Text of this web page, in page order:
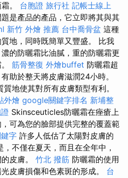
。 台胞證 旅行社 記帳士線上
是產品的產品，它立即將其與其
新竹 外燴 推薦 台中喬骨盆 這種
地，同時既簡單又豐盛。 比我
的防曬霜比油膩，重的防曬霜更
筋骨整復 外燴buffet 防曬霜超
助於整天將皮膚滋潤24小時。
地使其對所有皮膚類型有利。
外燴 google關鍵字排名 新埔整
Skinsceuticles防曬霜在痤瘡上
可為您的臉部提供完整的覆蓋範
字 許多人低估了太陽對皮膚的
不僅在夏天，而且在全年中，
皮膚。 竹北 撥筋 防曬霜的使用
皮膚損傷和色素斑的形成。 台